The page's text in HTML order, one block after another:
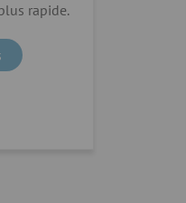
rapide.